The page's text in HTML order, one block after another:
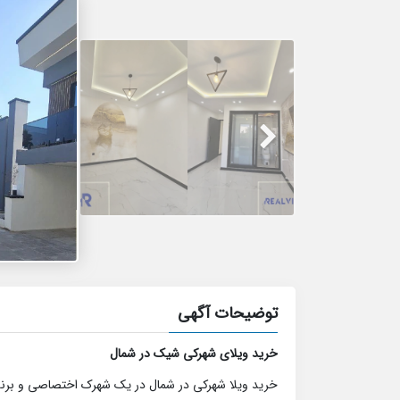
توضیحات آگهی
خرید ویلای شهرکی شیک در شمال
خرید ویلا شهرکی در شمال در یک شهرک اختصاصی و